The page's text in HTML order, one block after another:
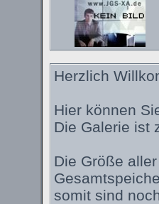
Herzlich
Hier können
Die Galerie ist
Die Größe
somit sind